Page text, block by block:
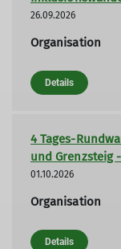
26.09.2026
Organisation
Details
4 Tages-
und Grenzsteig
01.10.2026
Organisation
Details